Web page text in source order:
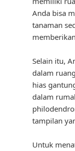
Anda bisa
tanaman
Selain itu,
dalam
hias
dalam
tampilan
Untuk